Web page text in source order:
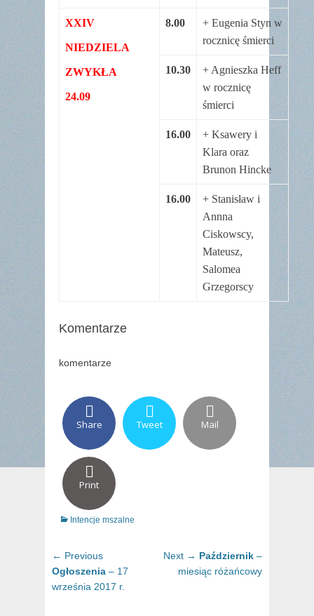
XXIV
NIEDZIELA
ZWYKŁA
24.09
8.00
+ Eugenia Styn w
rocznicę śmierci
10.30
+ Agnieszka Heff
w rocznicę
śmierci
16.00
+ Ksawery i
Klara oraz
Brunon Hincke
16.00
+ Stanisław i
Annna
Ciskowscy,
Mateusz,
Salomea
Grzegorscy
Komentarze
komentarze
Share Tweet Mail
Print
Categories
Intencje mszalne
Nawigacja
wpisu
← PreviousPrevious
post:
Ogłoszenia – 17
września 2017 r.
Next → Next
post:
Październik –
miesiąc różańcowy